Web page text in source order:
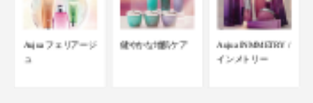
健やかな地肌ケア
Aujua INMMETRY /
〜ねぐせでお困り
の方〜